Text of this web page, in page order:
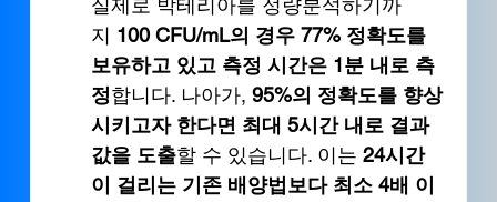
실제로 박테리아를 정량분석하기까
지 100 CFU/mL의 경우 77% 정확도를
보유하고 있고 측정 시간은 1분 내로 측
정합니다. 나아가, 95%의 정확도를 향상
시키고자 한다면 최대 5시간 내로 결과
값을 도출할 수 있습니다. 이는 24시간
이 걸리는 기존 배양법보다 최소 4배 이